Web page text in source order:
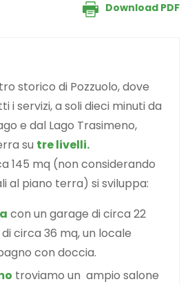
Download PDF
storico di Pozzuolo, dove
i servizi, a soli dieci minuti da
e dal Lago Trasimeno,
su tre livelli.
145 mq (non considerando
al piano terra) si sviluppa:
con un garage di circa 22
circa 36 mq, un locale
con doccia.
troviamo un ampio salone